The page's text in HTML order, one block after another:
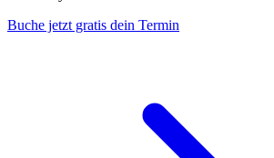
Buche jetzt gratis dein Termin